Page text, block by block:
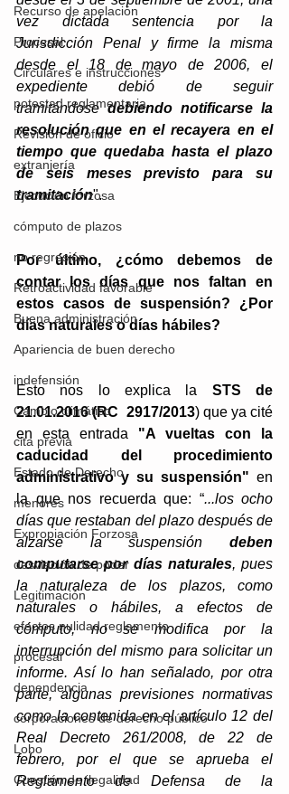
Recurso de apelación
Procesal
Circulares e instrucciones
potestad reglamentaria
Revisión de oficio
extranjería
Ejecución forzosa
cómputo de plazos
no regresión
Retroactividad favorable
Buena administración
Apariencia de buen derecho
indefensión
Cambio climático
cita previa
Estado de Derecho
menores
Expropiación Forzosa
desviación de poder
Legitimación
efectos nulidad reglamento
procesal
dependencia
corporaciones de derecho público
Lobo
Cuestión de ilegalidad
vez dictada sentencia por la
Jurisdicción Penal y firme la misma
desde el 18 de mayo de 2006, el
expediente debió de seguir
tramitándose debiendo notificarse la
resolución que en el recayera en el
tiempo que quedaba hasta el plazo
de seis meses previsto para su
tramitación".
Por último, ¿cómo debemos de
contar los días que nos faltan en
estos casos de suspensión? ¿Por
días naturales o días hábiles?
Esto nos lo explica la STS de
21.01.2016 (RC  2917/2013) que ya cité
en esta entrada "A vueltas con la
caducidad del procedimiento
administrativo y su suspensión" en
la que nos recuerda que: “...los ocho
días que restaban del plazo después de
alzarse la suspensión deben
computarse por días naturales, pues
la naturaleza de los plazos, como
naturales o hábiles, a efectos de
cómputo, no se modifica por la
interrupción del mismo para solicitar un
informe. Así lo han señalado, por otra
parte, algunas previsiones normativas
como la contenida en el artículo 12 del
Real Decreto 261/2008, de 22 de
febrero, por el que se aprueba el
Reglamento de Defensa de la